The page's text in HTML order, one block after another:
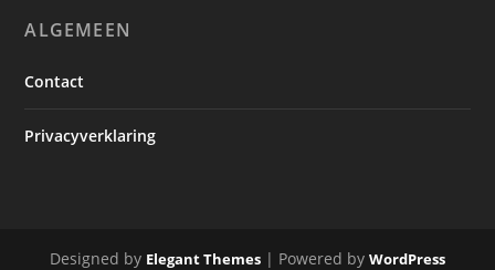
ALGEMEEN
Contact
Privacyverklaring
Designed by Elegant Themes | Powered by WordPress